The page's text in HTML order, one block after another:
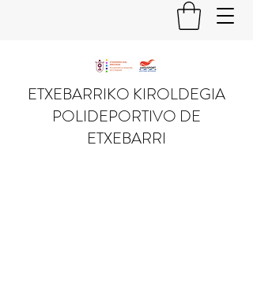
ETXEBARRIKO KIROLDEGIA
POLIDEPORTIVO DE
ETXEBARRI